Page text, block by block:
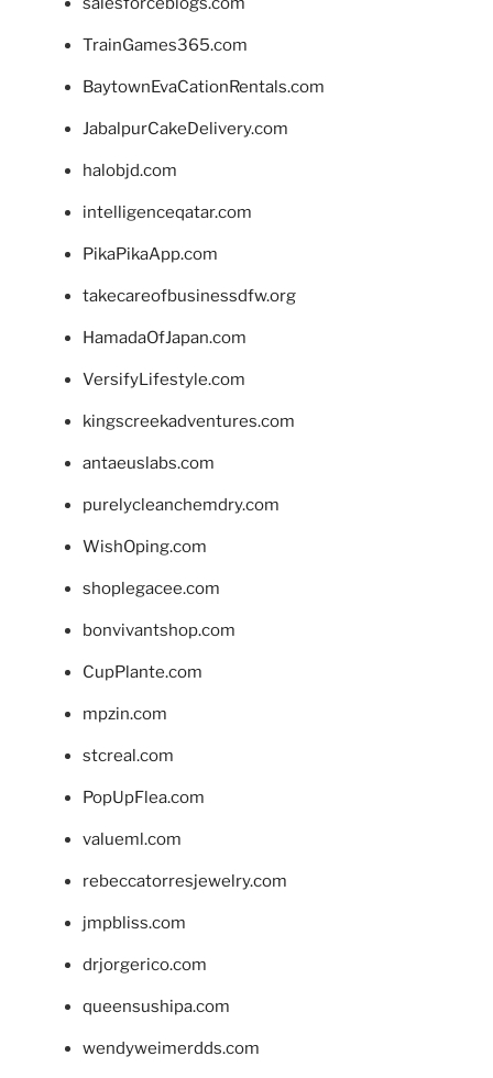
TrainGames365.com
BaytownEvaCationRentals.com
JabalpurCakeDelivery.com
halobjd.com
intelligenceqatar.com
PikaPikaApp.com
takecareofbusinessdfw.org
HamadaOfJapan.com
VersifyLifestyle.com
kingscreekadventures.com
antaeuslabs.com
purelycleanchemdry.com
WishOping.com
shoplegacee.com
bonvivantshop.com
CupPlante.com
mpzin.com
stcreal.com
PopUpFlea.com
valueml.com
rebeccatorresjewelry.com
jmpbliss.com
drjorgerico.com
queensushipa.com
wendyweimerdds.com